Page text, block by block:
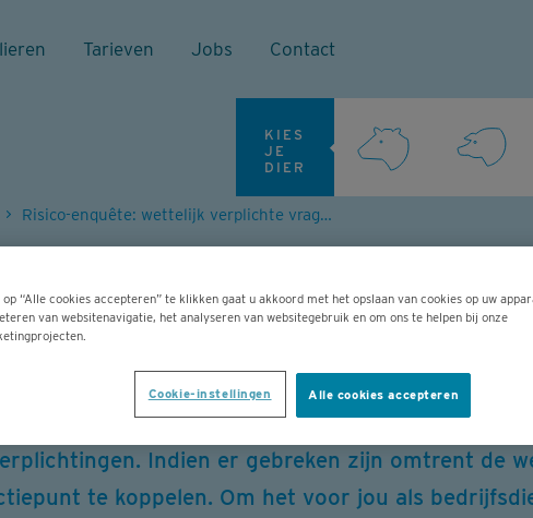
Tarieven Jobs Contact
KIES
JE
DIER
Risico-enquête: wettelijk verplichte vragen worden aangeduid
wettelijk
jaarlijks laat invullen door zijn
Indien er gebreken zijn omtrent de
te koppelen. Om het voor jou als
op “Alle cookies accepteren” te klikken gaat u akkoord met het opslaan van cookies op uw
van websitenavigatie, het analyseren van websitegebruik en om ons te helpen bij onze
Alle cookies accepteren
Cookie-instellingen